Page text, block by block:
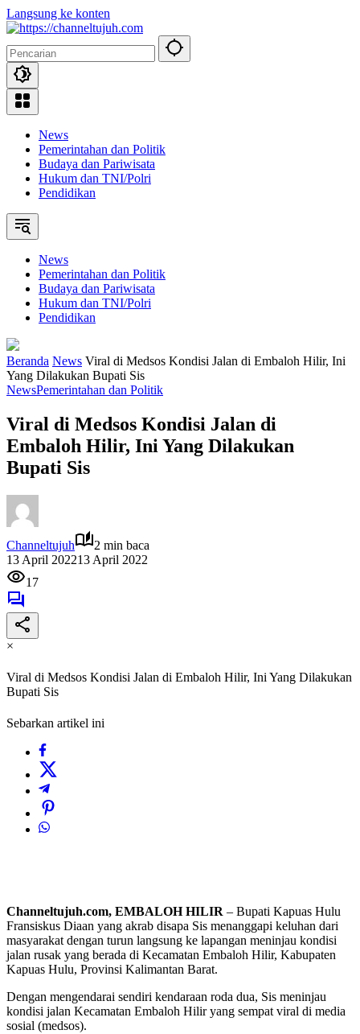
Langsung ke konten
News
Pemerintahan dan Politik
Budaya dan Pariwisata
Hukum dan TNI/Polri
Pendidikan
News
Pemerintahan dan Politik
Budaya dan Pariwisata
Hukum dan TNI/Polri
Pendidikan
Beranda News Viral di Medsos Kondisi Jalan di Embaloh Hilir, Ini
Yang Dilakukan Bupati Sis
NewsPemerintahan dan Politik
Viral di Medsos Kondisi Jalan di
Embaloh Hilir, Ini Yang Dilakukan
Bupati Sis
Channeltujuh
2 min baca
13 April 202213 April 2022
17
×
Viral di Medsos Kondisi Jalan di Embaloh Hilir, Ini Yang Dilakukan
Bupati Sis
Sebarkan artikel ini
Channeltujuh.com, EMBALOH HILIR – Bupati Kapuas Hulu
Fransiskus Diaan yang akrab disapa Sis menanggapi keluhan dari
masyarakat dengan turun langsung ke lapangan meninjau kondisi
jalan rusak yang berada di Kecamatan Embaloh Hilir, Kabupaten
Kapuas Hulu, Provinsi Kalimantan Barat.
Dengan mengendarai sendiri kendaraan roda dua, Sis meninjau
kondisi jalan Kecamatan Embaloh Hilir yang sempat viral di media
sosial (medsos).